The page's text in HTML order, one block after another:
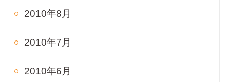
2010年8月
2010年7月
2010年6月